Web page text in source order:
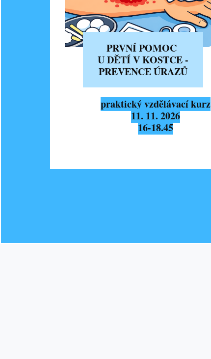
PRVNÍ POMOC
U DĚTÍ V KOSTCE -
PREVENCE ÚRAZŮ
praktický vzdělávací kurz
11. 11. 2026
16-18.45